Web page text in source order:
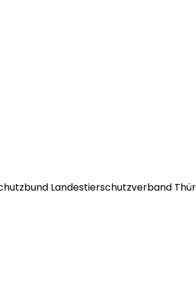
Landestierschutzverband